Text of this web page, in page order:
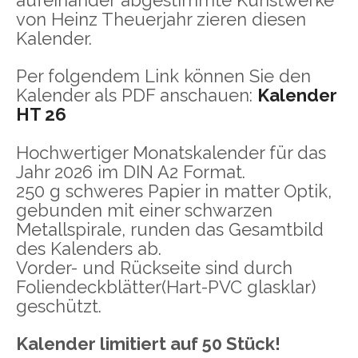
von Heinz Theuerjahr zieren diesen
Kalender.
Per folgendem Link können Sie den
Kalender als PDF anschauen: Kalender
HT 26
Hochwertiger Monatskalender für das
Jahr 2026 im DIN A2 Format.
250 g schweres Papier in matter Optik,
gebunden mit einer schwarzen
Metallspirale, runden das Gesamtbild
des Kalenders ab.
Vorder- und Rückseite sind durch
Foliendeckblätter(Hart-PVC glasklar)
geschützt.
Kalender limitiert auf 50 Stück!